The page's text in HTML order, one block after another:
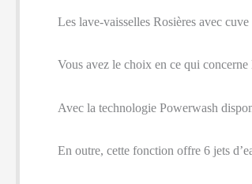
Les lave-vaisselles Rosières avec
Vous avez le choix en ce qui
Avec la technologie Powerwash
En outre, cette fonction offre 6 jets